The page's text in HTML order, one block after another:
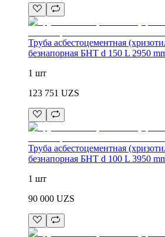
Труба асбестоцементная
безнапорная БНТ d 150 L 2950
1 шт
123 751 UZS
Труба асбестоцементная
безнапорная БНТ d 100 L 3950
1 шт
90 000 UZS